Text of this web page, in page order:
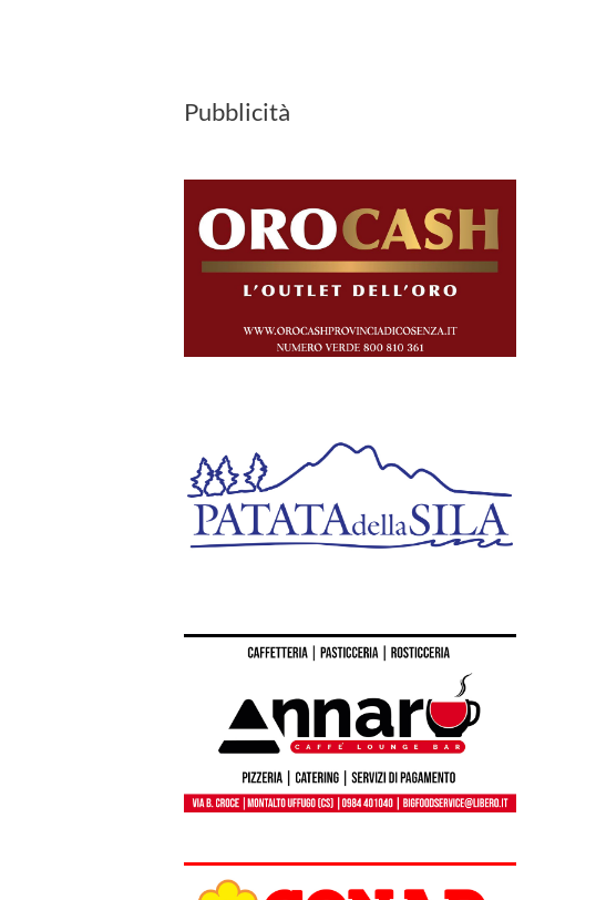
Pubblicità